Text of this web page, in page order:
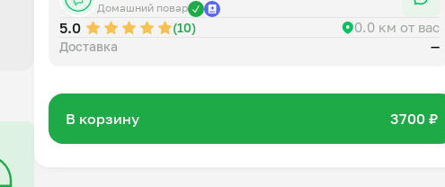
Домашний повар
5.0 (10) 0.0 км от вас
Доставка —
В корзину 3700 ₽